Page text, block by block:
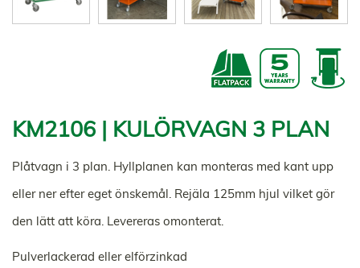
KM2106 | KULÖRVAGN 3 PLAN
Plåtvagn i 3 plan. Hyllplanen kan monteras med kant upp
eller ner efter eget önskemål. Rejäla 125mm hjul vilket gör
den lätt att köra. Levereras omonterat.
Pulverlackerad eller elförzinkad